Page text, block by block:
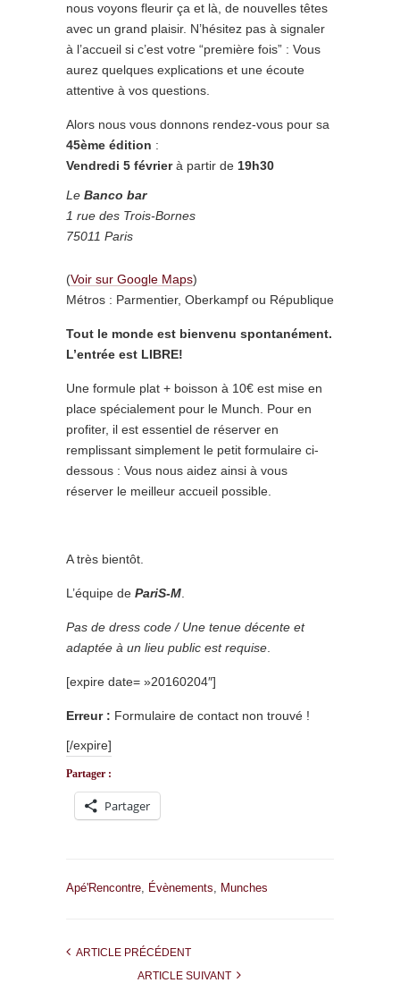
nous voyons fleurir ça et là, de nouvelles têtes
avec un grand plaisir. N’hésitez pas à signaler
à l’accueil si c’est votre “première fois” : Vous
aurez quelques explications et une écoute
attentive à vos questions.
Alors nous vous donnons rendez-vous pour sa
45ème édition :
Vendredi 5 févrierà partir de 19h30
Le Banco bar
1 rue des Trois-Bornes
75011 Paris
(Voir sur Google Maps)
Métros : Parmentier, Oberkampf ou République
Tout le monde est bienvenu spontanément.
L’entrée est LIBRE!
Une formule plat + boisson à 10€ est mise en
place spécialement pour le Munch. Pour en
profiter, il est essentiel de réserver en
remplissant simplement le petit formulaire ci-
dessous : Vous nous aidez ainsi à vous
réserver le meilleur accueil possible.
A très bientôt.
L’équipe de PariS-M
Pas de dress code / Une tenue décente et
adaptée à un lieu public est requise
[expire date= »20160204″]
Erreur : Formulaire de contact non trouvé !
[/expire]
Partager :
Partager
Apé'Rencontre, Évènements, Munches
ARTICLE PRÉCÉDENT
ARTICLE SUIVANT